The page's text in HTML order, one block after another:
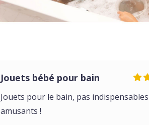
Jouets bébé pour bain
Jouets pour le bain, pas
amusants !